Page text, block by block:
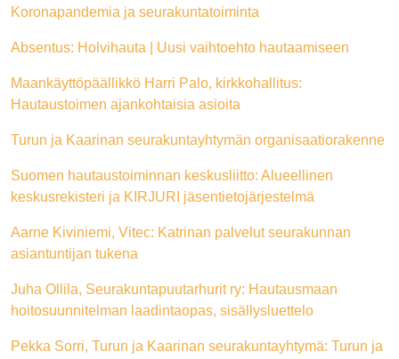
Koronapandemia ja seurakuntatoiminta
Absentus: Holvihauta | Uusi vaihtoehto hautaamiseen
Maankäyttöpäällikkö Harri Palo, kirkkohallitus:
Hautaustoimen ajankohtaisia asioita
Turun ja Kaarinan seurakuntayhtymän organisaatiorakenne
Suomen hautaustoiminnan keskusliitto: Alueellinen
keskusrekisteri ja KIRJURI jäsentietojärjestelmä
Aarne Kiviniemi, Vitec: Katrinan palvelut seurakunnan
asiantuntijan tukena
Juha Ollila, Seurakuntapuutarhurit ry: Hautausmaan
hoitosuunnitelman laadintaopas, sisällysluettelo
Pekka Sorri, Turun ja Kaarinan seurakuntayhtymä: Turun ja